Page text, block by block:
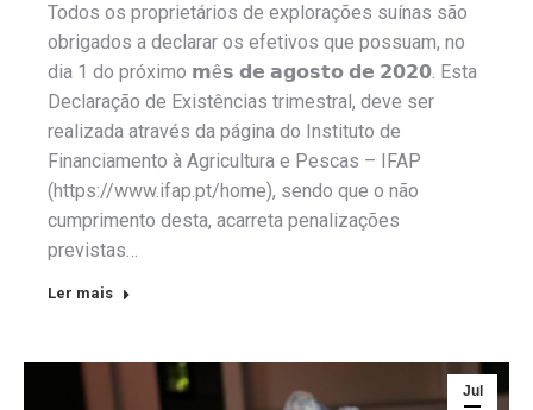
Todos os proprietários de explorações suínas são
obrigados a declarar os efetivos que possuam, no
dia 1 do próximo 𝗺ê𝘀 𝗱𝗲 𝗮𝗴𝗼𝘀𝘁𝗼 𝗱𝗲 𝟮𝟬𝟮𝟬. Esta
Declaração de Existências trimestral, deve ser
realizada através da página do Instituto de
Financiamento à Agricultura e Pescas – IFAP
(https://www.ifap.pt/home), sendo que o não
cumprimento desta, acarreta penalizações
previstas…
Ler mais
Jul